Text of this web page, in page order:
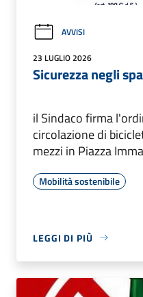
AVVISI
23 LUGLIO 2026
Sicurezza negli
il Sindaco firma
circolazione di
mezzi in Piazza
Mobilità sostenibile
LEGGI DI PIÙ